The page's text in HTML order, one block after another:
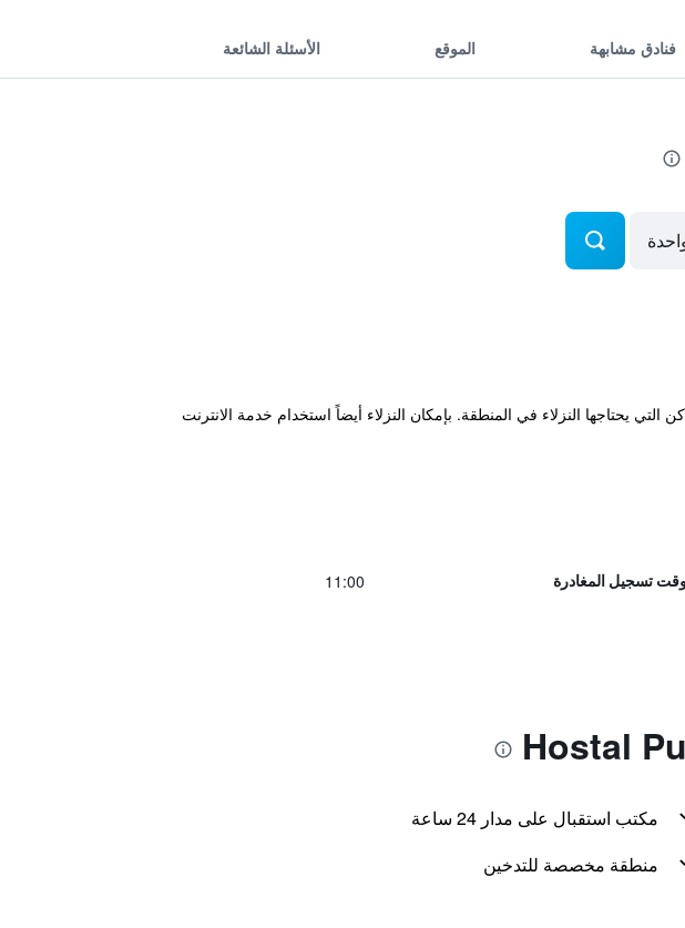
فنادق مشابهة الموقع الأسئلة الشائعة
يحتاجها النزلاء في المنطقة. بإمكان النزلاء أيضاً استخدام خدمة الانترنت
تسجيل المغادرة 11:00
مكتب استقبال على مدار 24 ساعة
منطقة مخصصة للتدخين